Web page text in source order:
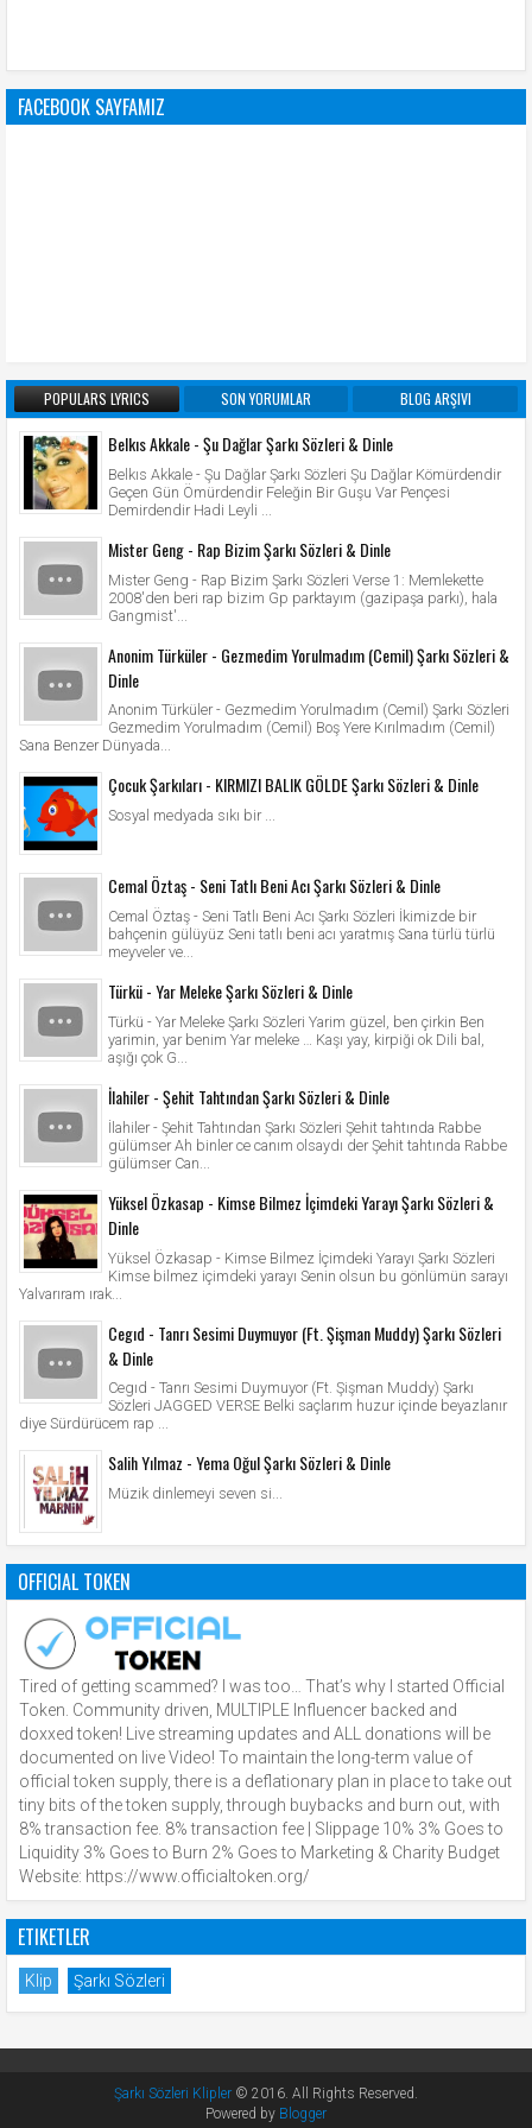
FACEBOOK SAYFAMIZ
POPULARS LYRICS SON YORUMLAR BLOG ARŞIVI
Belkıs Akkale - Şu Dağlar Şarkı Sözleri & Dinle
Belkıs Akkale - Şu Dağlar Şarkı Sözleri Şu Dağlar Kömürdendir
Geçen Gün Ömürdendir Feleğin Bir Guşu Var Pençesi
Demirdendir Hadi Leyli ...
Mister Geng - Rap Bizim Şarkı Sözleri & Dinle
Mister Geng - Rap Bizim Şarkı Sözleri Verse 1: Memlekette
2008'den beri rap bizim Gp parktayım (gazipaşa parkı), hala
Gangmist'...
Anonim Türküler - Gezmedim Yorulmadım (Cemil) Şarkı Sözleri &
Dinle
Anonim Türküler - Gezmedim Yorulmadım (Cemil) Şarkı Sözleri
Gezmedim Yorulmadım (Cemil) Boş Yere Kırılmadım (Cemil)
Sana Benzer Dünyada...
Çocuk Şarkıları - KIRMIZI BALIK GÖLDE Şarkı Sözleri & Dinle
Sosyal medyada sıkı bir ...
Cemal Öztaş - Seni Tatlı Beni Acı Şarkı Sözleri & Dinle
Cemal Öztaş - Seni Tatlı Beni Acı Şarkı Sözleri İkimizde bir
bahçenin gülüyüz Seni tatlı beni acı yaratmış Sana türlü türlü
meyveler ve...
Türkü - Yar Meleke Şarkı Sözleri & Dinle
Türkü - Yar Meleke Şarkı Sözleri Yarim güzel, ben çirkin Ben
yarimin, yar benim Yar meleke … Kaşı yay, kirpiği ok Dili bal,
aşığı çok G...
İlahiler - Şehit Tahtından Şarkı Sözleri & Dinle
İlahiler - Şehit Tahtından Şarkı Sözleri Şehit tahtında Rabbe
gülümser Ah binler ce canım olsaydı der Şehit tahtında Rabbe
gülümser Can...
Yüksel Özkasap - Kimse Bilmez İçimdeki Yarayı Şarkı Sözleri &
Dinle
Yüksel Özkasap - Kimse Bilmez İçimdeki Yarayı Şarkı Sözleri
Kimse bilmez içimdeki yarayı Senin olsun bu gönlümün sarayı
Yalvarıram ırak...
Cegıd - Tanrı Sesimi Duymuyor (Ft. Şişman Muddy) Şarkı Sözleri
& Dinle
Cegıd - Tanrı Sesimi Duymuyor (Ft. Şişman Muddy) Şarkı
Sözleri JAGGED VERSE Belki saçlarım huzur içinde beyazlanır
diye Sürdürücem rap ...
Salih Yılmaz - Yema Oğul Şarkı Sözleri & Dinle
Müzik dinlemeyi seven si...
OFFICIAL TOKEN
Tired of getting scammed? I was too… That’s why I started Official
Token. Community driven, MULTIPLE Influencer backed and
doxxed token! Live streaming updates and ALL donations will be
documented on live Video! To maintain the long-term value of
official token supply, there is a deflationary plan in place to take out
tiny bits of the token supply, through buybacks and burn out, with
8% transaction fee. 8% transaction fee | Slippage 10% 3% Goes to
Liquidity 3% Goes to Burn 2% Goes to Marketing & Charity Budget
Website: https://www.officialtoken.org/
ETIKETLER
Klip Şarkı Sözleri
Şarkı Sözleri Klipler © 2016. All Rights Reserved.
Powered by Blogger